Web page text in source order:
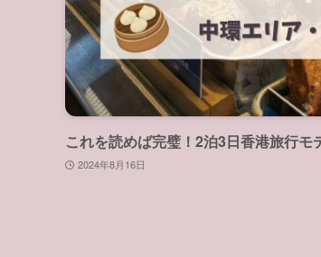
これを読めば完璧！2泊3日香港旅行モ
2024年8月16日